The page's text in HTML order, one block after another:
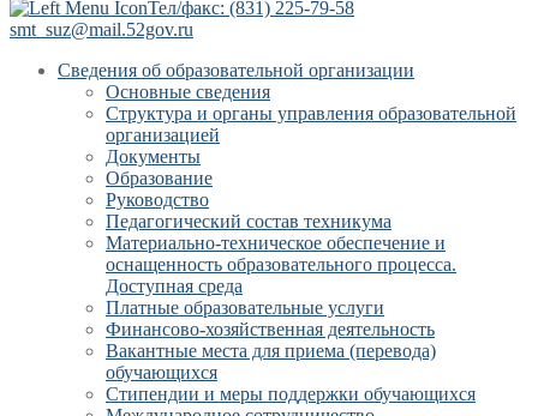
Тел/факс: (831) 225-79-58
smt_suz@mail.52gov.ru
Сведения об образовательной организации
Основные сведения
Структура и органы управления образовательной
организацией
Документы
Образование
Руководство
Педагогический состав техникума
Материально-техническое обеспечение и
оснащенность образовательного процесса.
Доступная среда
Платные образовательные услуги
Финансово-хозяйственная деятельность
Вакантные места для приема (перевода)
обучающихся
Стипендии и меры поддержки обучающихся